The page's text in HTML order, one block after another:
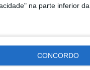
na parte inferior da
CONCORDO
aço